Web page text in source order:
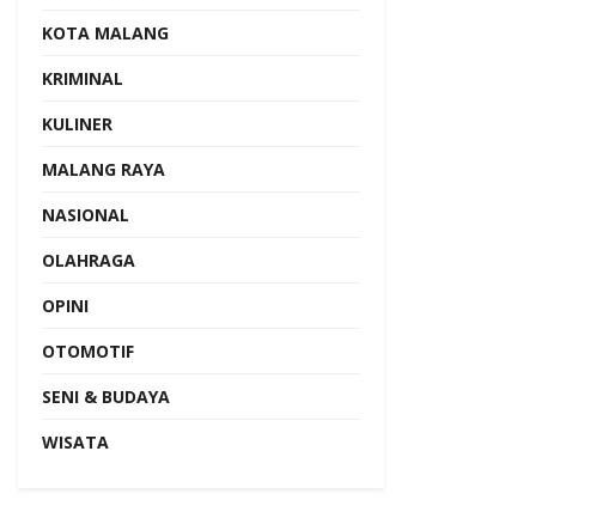
KOTA MALANG
KRIMINAL
KULINER
MALANG RAYA
NASIONAL
OLAHRAGA
OPINI
OTOMOTIF
SENI & BUDAYA
WISATA